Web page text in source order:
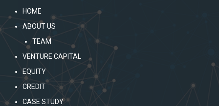
HOME
ABOUT US
TEAM
VENTURE CAPITAL
EQUITY
CREDIT
CASE STUDY